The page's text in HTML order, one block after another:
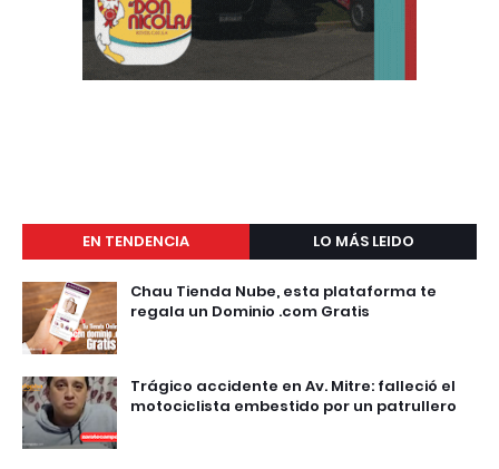
EN TENDENCIA LO MÁS LEIDO
Chau Tienda Nube, esta plataforma te
regala un Dominio .com Gratis
Trágico accidente en Av. Mitre: falleció el
motociclista embestido por un patrullero